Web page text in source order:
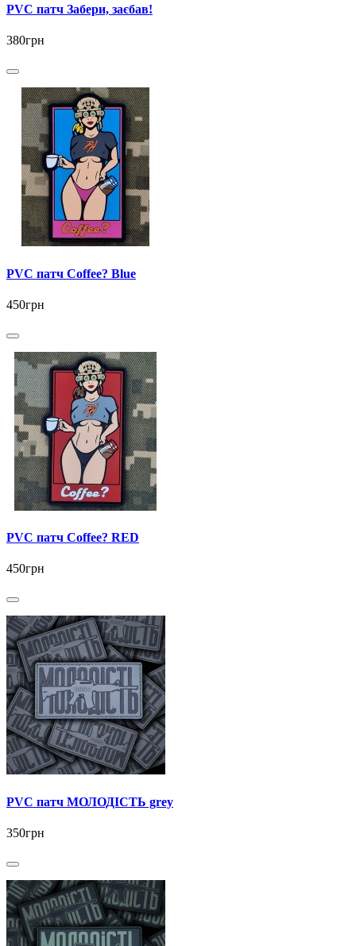
PVC патч Забери, заєбав!
380грн
PVC патч Coffee? Blue
450грн
PVC патч Coffee? RED
450грн
PVC патч МОЛОДІСТЬ grey
350грн